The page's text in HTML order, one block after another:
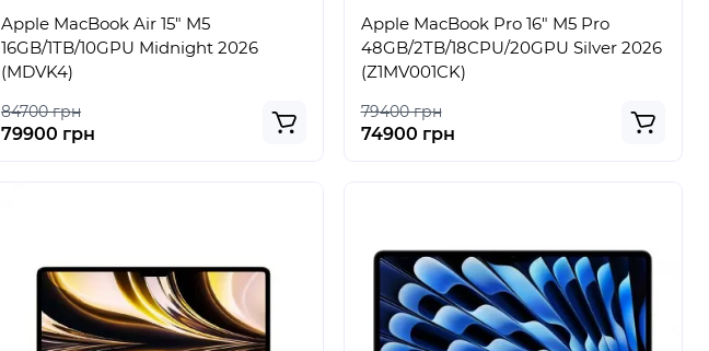
Apple MacBook Air 15" M5
16GB/1TB/10GPU Midnight 2026
(MDVK4)
84700 грн
79900 грн
Apple MacBook Pro 16" M5 Pro
48GB/2TB/18CPU/20GPU Silver 2026
(Z1MV001CK)
79400 грн
74900 грн